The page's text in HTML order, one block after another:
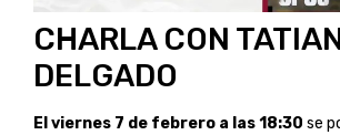
CHARLA CON
DELGADO
El viernes 7 de febrero a las 18:30 se